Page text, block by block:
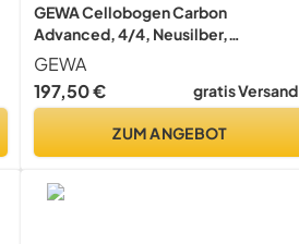
GEWA Cellobogen Carbon
Advanced, 4/4, Neusilber,
ausgesuchte Qualität
GEWA
197,50 €
gratis Versand
ZUM ANGEBOT